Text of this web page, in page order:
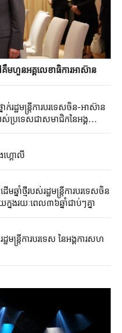
ហួនអគ្គលេខាធិការអាស៊ាន
ដ្ឋមន្ត្រីការបរទេសចិន-អាស៊ាន
របស់ប្រទេសជាសមាជិកនៃអង្គ
ហ្គោលី
នាំថ្មីរបស់រដ្ឋមន្ត្រីការបរទេសចិន
ងរយៈពេល៣៦ឆ្នាំជាប់ៗគ្នា
មន្ត្រីការបរទេស នៃអង្គការសហ